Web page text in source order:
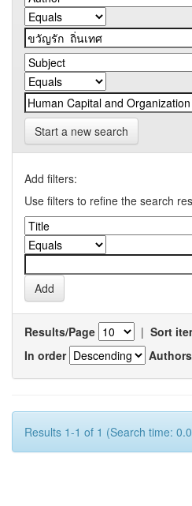
Start a new search
Add filters:
Use filters to refine the search
Results/Page | Sort
In order
Results 1-1 of 1 (Search time: